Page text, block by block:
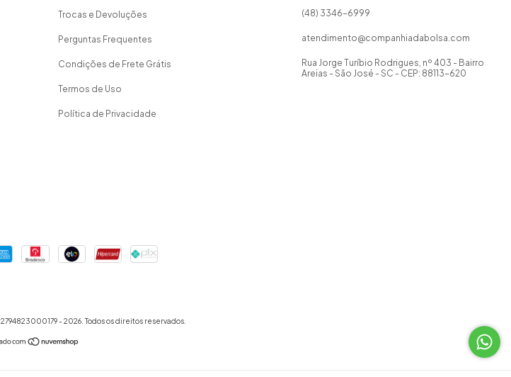
Trocas e Devoluções
Perguntas Frequentes
Condições de Frete Grátis
Termos de Uso
Política de Privacidade
(48) 3346-6999
atendimento@companhiadabolsa.com
Rua Jorge Turíbio Rodrigues, nº 403 - Bairro
Areias - São José - SC - CEP: 88113-620
- 2026. Todos os direitos reservados.